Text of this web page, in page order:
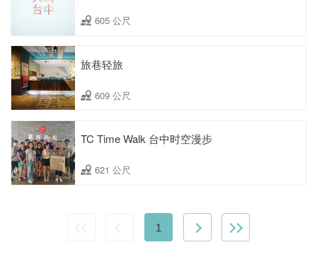
605 公尺
旅巷轻旅
609 公尺
TC Time Walk 台中时空漫步
621 公尺
1